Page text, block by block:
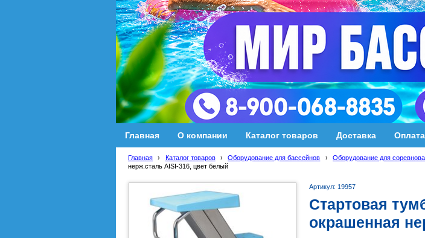
Главная О компании Каталог товаров Доставка Оплата
Главная › Каталог товаров › Оборудование для бассейнов › Оборудование для
нерж.сталь AISI-316, цвет белый
Артикул: 19957
Стартовая
окрашенная